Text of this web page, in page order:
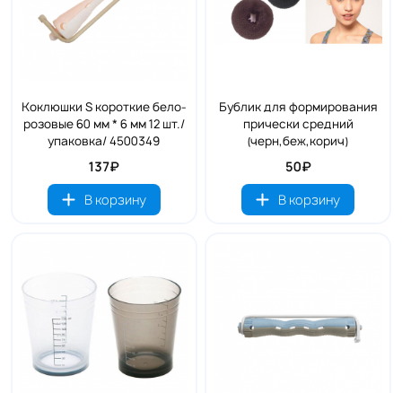
Коклюшки S короткие бело-
розовые 60 мм * 6 мм 12 шт./
упаковка/ 4500349
137₽
В корзину
Бублик для формирования
прически средний
(черн,беж,корич)
50₽
В корзину